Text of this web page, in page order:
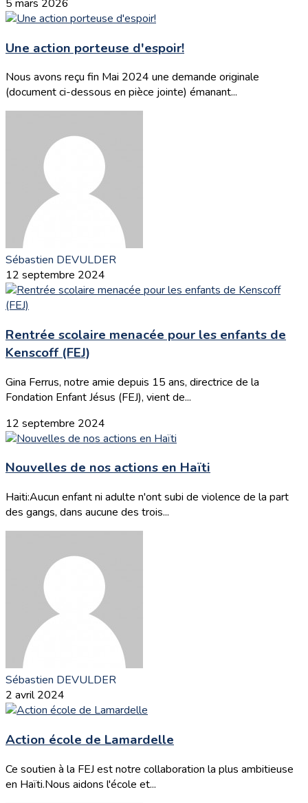
5 mars 2026
Une action porteuse d'espoir!
Nous avons reçu fin Mai 2024 une demande originale
(document ci-dessous en pièce jointe) émanant...
Sébastien DEVULDER
12 septembre 2024
Rentrée scolaire menacée pour les enfants de
Kenscoff (FEJ)
Gina Ferrus, notre amie depuis 15 ans, directrice de la
Fondation Enfant Jésus (FEJ), vient de...
12 septembre 2024
Nouvelles de nos actions en Haïti
Haiti:Aucun enfant ni adulte n'ont subi de violence de la part
des gangs, dans aucune des trois...
Sébastien DEVULDER
2 avril 2024
Action école de Lamardelle
Ce soutien à la FEJ est notre collaboration la plus ambitieuse
en Haïti.Nous aidons l'école et...